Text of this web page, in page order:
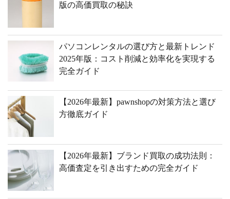
版の高価買取の秘訣
パソコンレンタルの選び方と最新トレンド
2025年版：コスト削減と効率化を実現する
完全ガイド
【2026年最新】pawnshopの対策方法と選び
方徹底ガイド
【2026年最新】ブランド買取の成功法則：
高価査定を引き出すための完全ガイド